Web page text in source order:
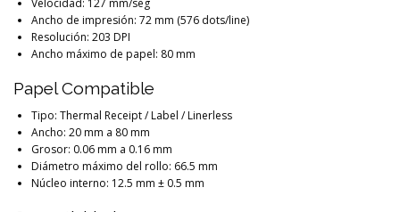
Ancho de impresión: 72 mm (576 dots/line)
Resolución: 203 DPI
Ancho máximo de papel: 80 mm
Papel Compatible
Tipo: Thermal Receipt / Label / Linerless
Ancho: 20 mm a 80 mm
Grosor: 0.06 mm a 0.16 mm
Diámetro máximo del rollo: 66.5 mm
Núcleo interno: 12.5 mm ± 0.5 mm